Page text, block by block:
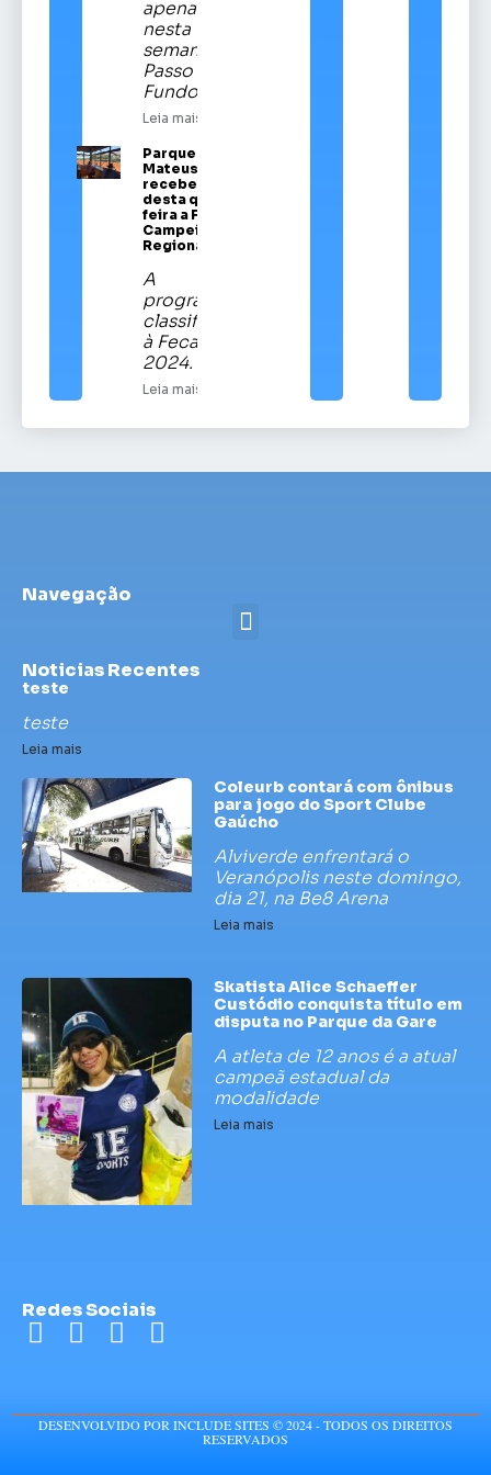
apenas
nesta
semana em
Passo
Fundo
Leia mais
Parque Vítor
Mateus Teixeira
recebe a partir
desta quinta-
feira a Festa
Campeira
Regional
A
programação
classificatória
à Fecars
2024.
Leia mais
Navegação
Noticias Recentes
teste
teste
Leia mais
Coleurb contará com ônibus
para jogo do Sport Clube
Gaúcho
Alviverde enfrentará o
Veranópolis neste domingo,
dia 21, na Be8 Arena
Leia mais
Skatista Alice Schaeffer
Custódio conquista título em
disputa no Parque da Gare
A atleta de 12 anos é a atual
campeã estadual da
modalidade
Leia mais
Redes Sociais
DESENVOLVIDO POR INCLUDE SITES © 2024 - TODOS OS DIREITOS
RESERVADOS